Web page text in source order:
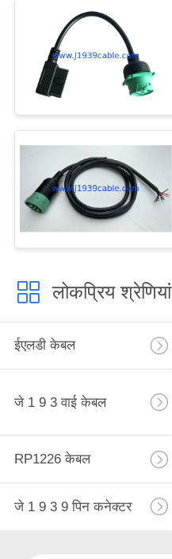
लोकप्रिय श्रेणियां
ईएलडी केबल
जे 1 9 3 वाई केबल
RP1226 केबल
जे 1 9 3 9 पिन कनेक्टर